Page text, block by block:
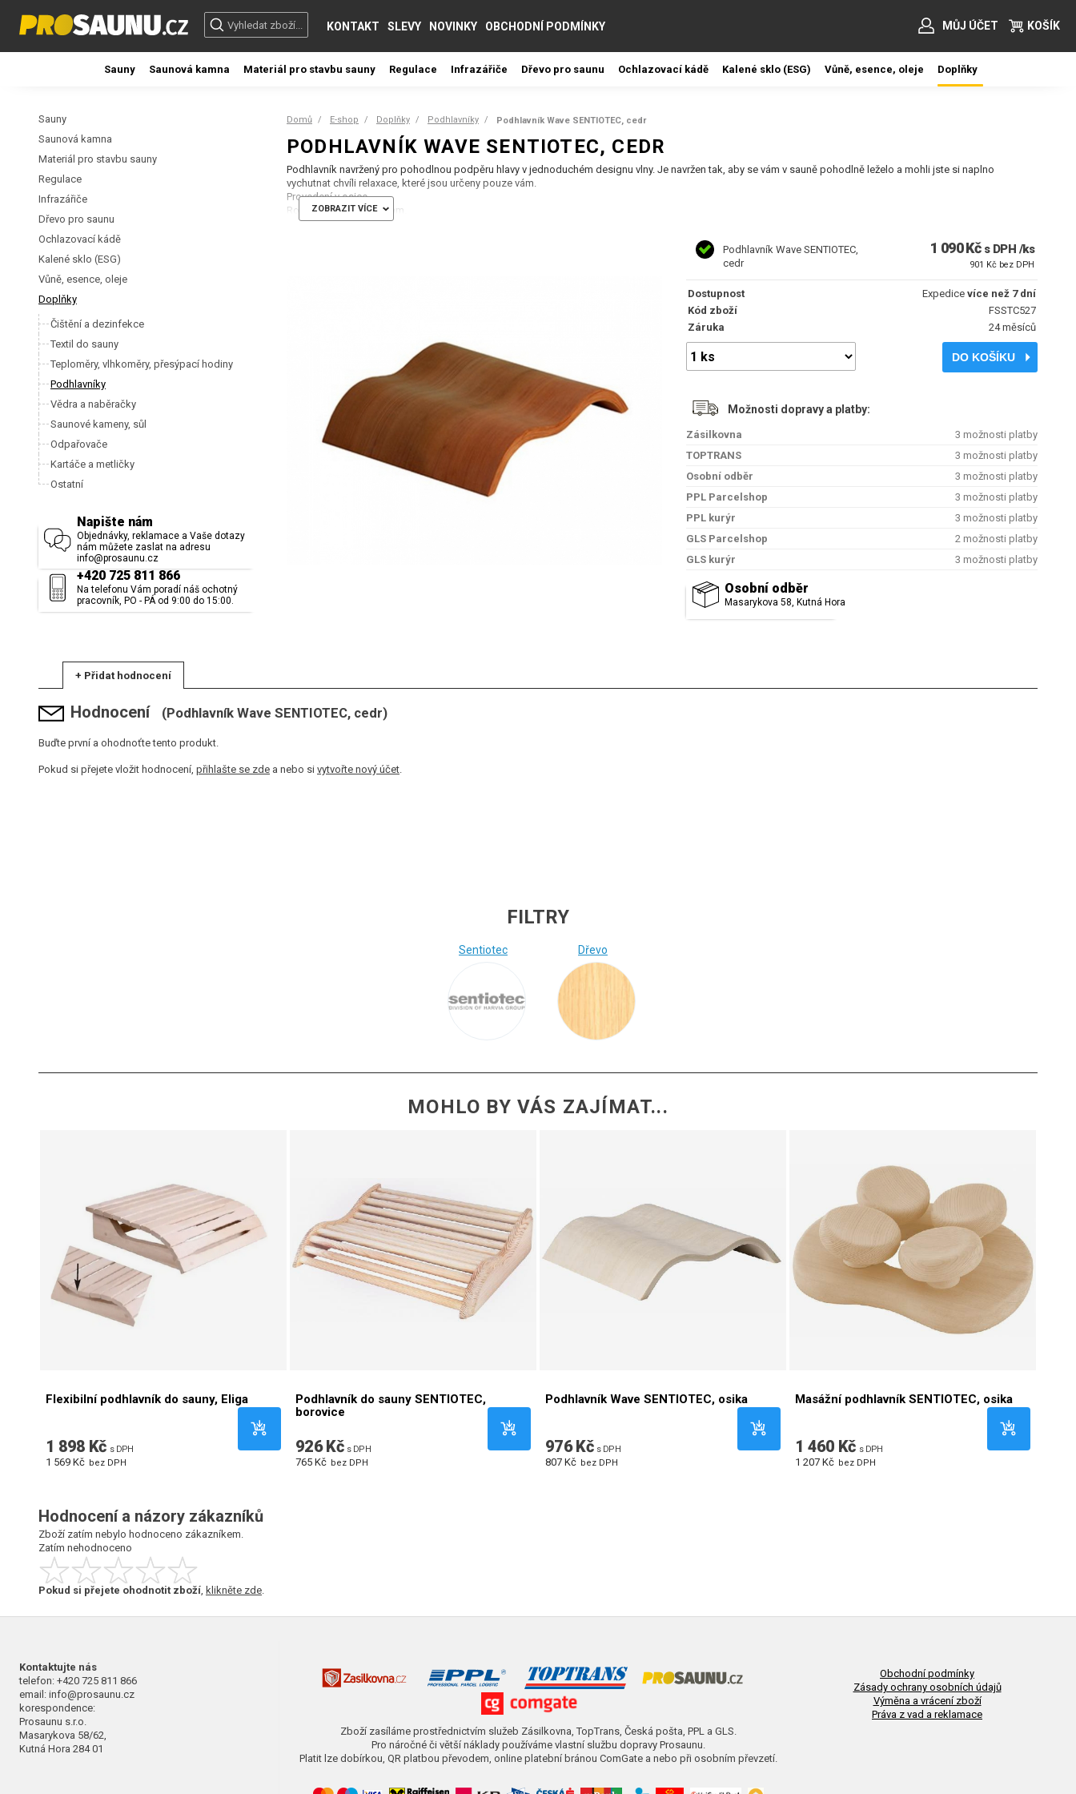
KONTAKT SLEVY NOVINKY OBCHODNÍ PODMÍNKY MŮJ ÚČET KOŠÍK
Sauny Saunová kamna Materiál pro stavbu sauny Regulace Infrazářiče Dřevo pro saunu Ochlazovací kádě Kalené sklo (ESG) Vůně, esence, oleje Doplňky
Sauny
Saunová kamna
Materiál pro stavbu sauny
Regulace
Infrazářiče
Dřevo pro saunu
Ochlazovací kádě
Kalené sklo (ESG)
Vůně, esence, oleje
Doplňky
Čištění a dezinfekce
Textil do sauny
Teploměry, vlhkoměry, přesýpací hodiny
Podhlavníky
Vědra a naběračky
Saunové kameny, sůl
Odpařovače
Kartáče a metličky
Ostatní
Napište nám
Objednávky, reklamace a Vaše dotazy
nám můžete zaslat na adresu
info@prosaunu.cz
+420 725 811 866
Na telefonu Vám poradí náš ochotný
pracovník, PO - PÁ od 9:00 do 15:00.
Domů E-shop Doplňky Podhlavníky Podhlavník Wave SENTIOTEC, cedr
PODHLAVNÍK WAVE SENTIOTEC, CEDR
Podhlavník navržený pro pohodlnou podpěru hlavy v jednoduchém designu vlny. Je navržen tak, aby se vám v sauně pohodlně leželo a mohli jste si naplno
vychutnat chvíli relaxace, které jsou určeny pouze vám.
Provedení v osice.
Rozměry: 275x295x60mm.
ZOBRAZIT VÍCE
Podhlavník Wave SENTIOTEC,
cedr
1 090 Kč s DPH /ks
901 Kč bez DPH
Dostupnost Expedice více než 7 dní
Kód zboží
FSSTC527
Záruka
24 měsíců
DO KOŠÍKU
Možnosti dopravy a platby:
Zásilkovna
3 možnosti platby
TOPTRANS
3 možnosti platby
Osobní odběr
3 možnosti platby
PPL Parcelshop
3 možnosti platby
PPL kurýr
3 možnosti platby
GLS Parcelshop
2 možnosti platby
GLS kurýr
3 možnosti platby
Osobní odběr
Masarykova 58, Kutná Hora
+ Přidat hodnocení
Hodnocení (Podhlavník Wave SENTIOTEC, cedr)
Buďte první a ohodnoťte tento produkt.
Pokud si přejete vložit hodnocení, přihlašte se zde a nebo si vytvořte nový účet.
FILTRY
Sentiotec Dřevo
MOHLO BY VÁS ZAJÍMAT...
Flexibilní podhlavník do sauny, Eliga
1 898 Kč s DPH
1 569 Kč bez DPH
Podhlavník do sauny SENTIOTEC,
borovice
926 Kč s DPH
765 Kč bez DPH
Podhlavník Wave SENTIOTEC, osika
976 Kč s DPH
807 Kč bez DPH
Masážní podhlavník SENTIOTEC, osika
1 460 Kč s DPH
1 207 Kč bez DPH
Hodnocení a názory zákazníků
Zboží zatím nebylo hodnoceno zákazníkem.
Zatím nehodnoceno
Pokud si přejete ohodnotit zboží, klikněte zde.
Kontaktujte nás
telefon: +420 725 811 866
email: info@prosaunu.cz
korespondence:
Prosaunu s.r.o.
Masarykova 58/62,
Kutná Hora 284 01
Zboží zasíláme prostřednictvím služeb Zásilkovna, TopTrans, Česká pošta, PPL a GLS.
Pro náročné či větší náklady používáme vlastní službu dopravy Prosaunu.
Platit lze dobírkou, QR platbou převodem, online platební bránou ComGate a nebo při osobním převzetí.
Obchodní podmínky
Zásady ochrany osobních údajů
Výměna a vrácení zboží
Práva z vad a reklamace